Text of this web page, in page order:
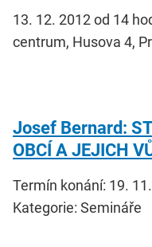
13. 12. 2012 od 14
centrum, Husova 4,
Josef Bernard:
OBCÍ A JEJICH
Termín konání: 19.
Kategorie: Semináře